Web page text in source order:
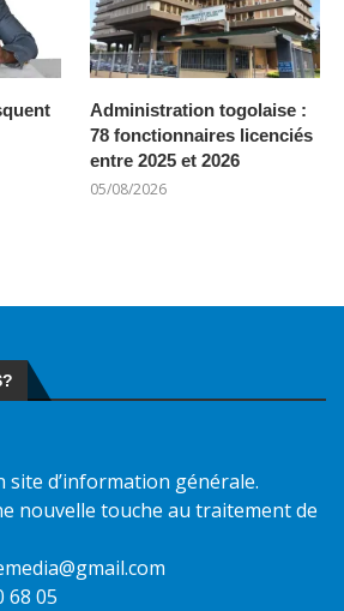
Administration togolaise :
78 fonctionnaires licenciés
entre 2025 et 2026
05/08/2026
site d’information générale.
nouvelle touche au traitement de
68 05